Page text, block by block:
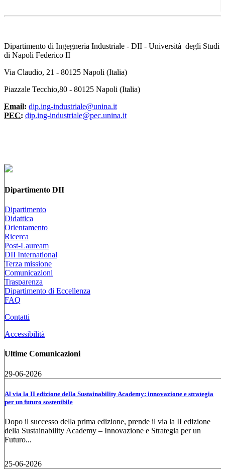
Dipartimento di Ingegneria Industriale - DII - Università degli Studi
di Napoli Federico II
Via Claudio, 21 - 80125 Napoli (Italia)
Piazzale Tecchio,80 - 80125 Napoli (Italia)
Email: dip.ing-industriale@unina.it
PEC: dip.ing-industriale@pec.unina.it
Dipartimento DII
Dipartimento
Didattica
Orientamento
Ricerca
Post-Lauream
DII International
Terza missione
Comunicazioni
Trasparenza
Dipartimento di Eccellenza
FAQ
Contatti
Accessibilità
Ultime Comunicazioni
29-06-2026
Al via la II edizione della Sustainability Academy: innovazione e strategia
per un futuro sostenibile
Dopo il successo della prima edizione, prende il via la II edizione
della Sustainability Academy – Innovazione e Strategia per un
Futuro...
25-06-2026